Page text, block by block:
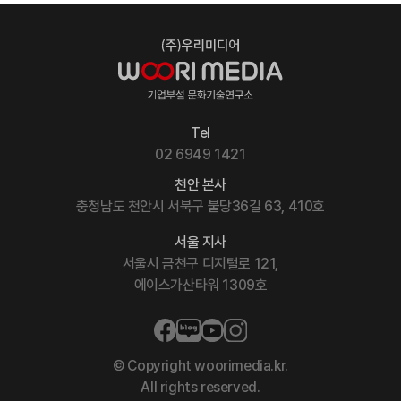
천안 본사
충청남도 천안시 서북구 불당36길 63, 410호
Tel
02 6949 1421
서울 지사
서울시 금천구 디지털로 121,
에이스가산타워 1309호
© Copyright woorimedia.kr.
All rights reserved.